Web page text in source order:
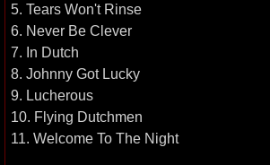
5. Tears Won't Rinse
6. Never Be Clever
7. In Dutch
8. Johnny Got Lucky
9. Lucherous
10. Flying Dutchmen
11. Welcome To The Night